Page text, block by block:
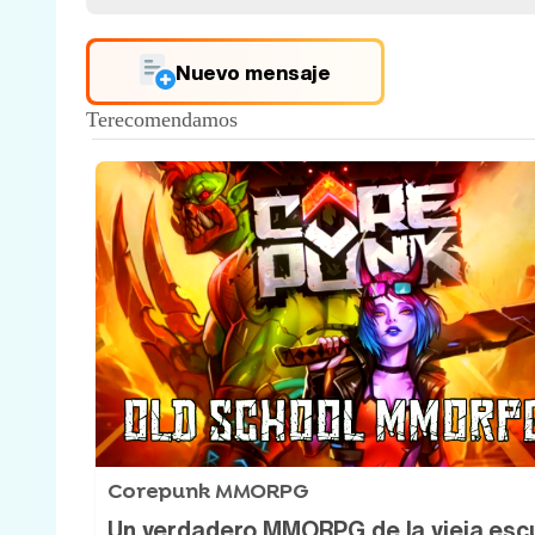
Nuevo mensaje
Corepunk MMORPG